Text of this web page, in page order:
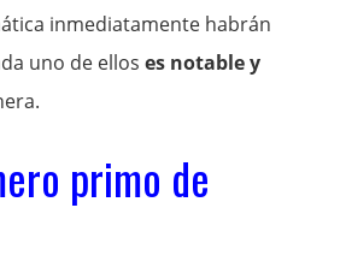
inmediatamente habrán
uno de elloses notable y
primo de